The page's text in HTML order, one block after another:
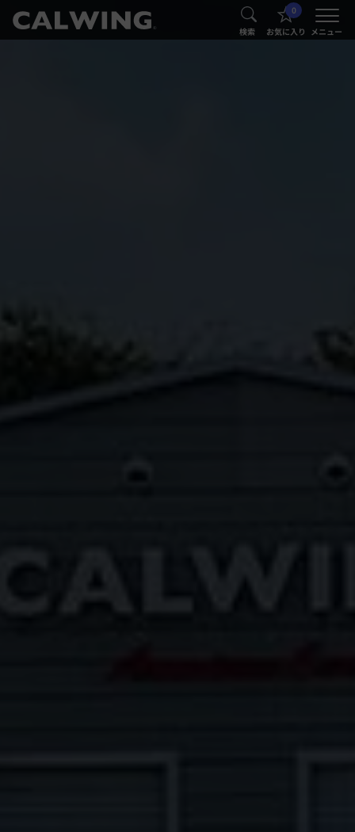
® 検索
0
お気に入り メニュー
®